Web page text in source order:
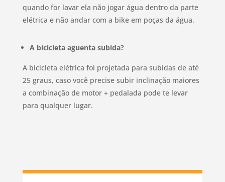
quando for lavar ela não jogar água dentro da parte
elétrica e não andar com a bike em poças da água.
A bicicleta aguenta subida?
A bicicleta elétrica foi projetada para subidas de até
25 graus, caso você precise subir inclinação maiores
a combinação de motor + pedalada pode te levar
para qualquer lugar.